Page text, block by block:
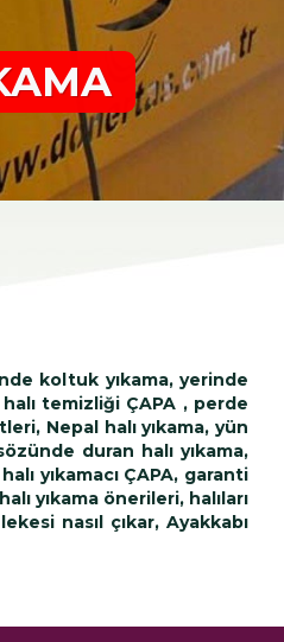
koltuk yıkama, yerinde
halı temizliği ÇAPA , perde
Nepal halı yıkama, yün
duran halı yıkama,
yıkamacı ÇAPA, garanti
yıkama önerileri, halıları
nasıl çıkar, Ayakkabı